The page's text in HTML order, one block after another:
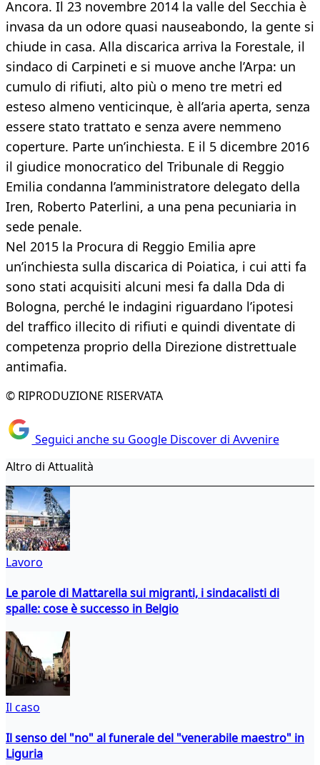
Ancora. Il 23 novembre 2014 la valle del Secchia è
invasa da un odore quasi nauseabondo, la gente si
chiude in casa. Alla discarica arriva la Forestale, il
sindaco di Carpineti e si muove anche l’Arpa: un
cumulo di rifiuti, alto più o meno tre metri ed
esteso almeno venticinque, è all’aria aperta, senza
essere stato trattato e senza avere nemmeno
coperture. Parte un’inchiesta. E il 5 dicembre 2016
il giudice monocratico del Tribunale di Reggio
Emilia condanna l’amministratore delegato della
Iren, Roberto Paterlini, a una pena pecuniaria in
sede penale.
Nel 2015 la Procura di Reggio Emilia apre
un’inchiesta sulla discarica di Poiatica, i cui atti fa
sono stati acquisiti alcuni mesi fa dalla Dda di
Bologna, perché le indagini riguardano l’ipotesi
del traffico illecito di rifiuti e quindi diventate di
competenza proprio della Direzione distrettuale
antimafia.
© RIPRODUZIONE RISERVATA
Seguici anche su Google Discover di Avvenire
Altro di Attualità
Lavoro
Le parole di Mattarella sui migranti, i sindacalisti di
spalle: cose è successo in Belgio
Il caso
Il senso del "no" al funerale del "venerabile maestro" in
Liguria